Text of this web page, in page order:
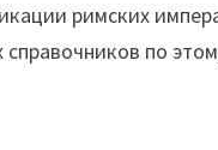
римских
по